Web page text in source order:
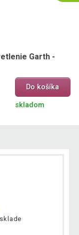
Garth -
Do košíka
skladom